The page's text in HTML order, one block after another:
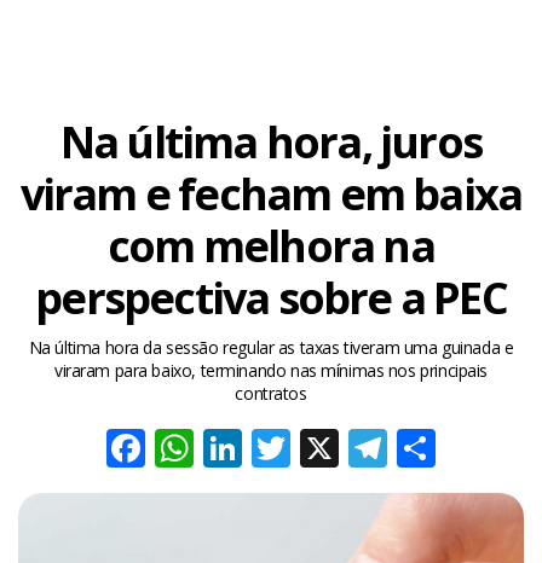
Na última hora, juros
viram e fecham em baixa
com melhora na
perspectiva sobre a PEC
Na última hora da sessão regular as taxas tiveram uma guinada e
viraram para baixo, terminando nas mínimas nos principais
contratos
Facebook
WhatsApp
LinkedIn
Twitter
X